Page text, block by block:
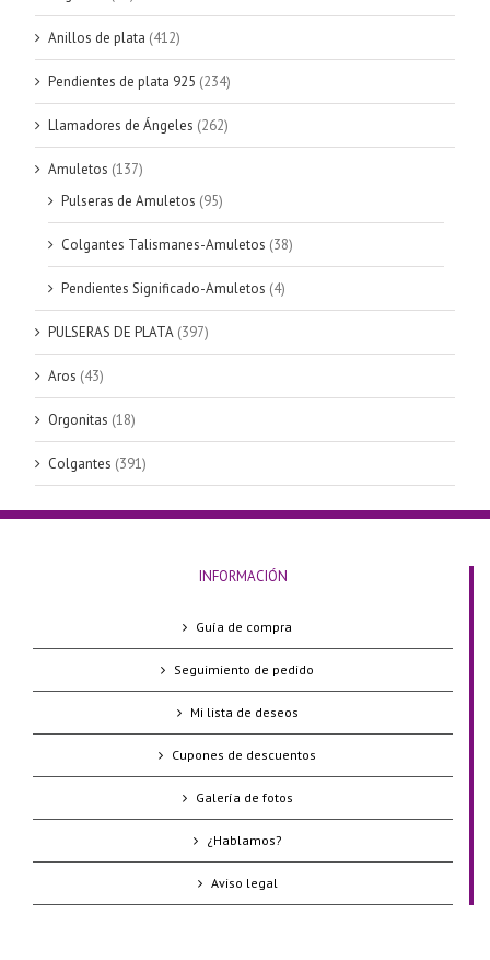
Anillos de plata (412)
Pendientes de plata 925 (234)
Llamadores de Ángeles (262)
Amuletos (137)
Pulseras de Amuletos (95)
Colgantes Talismanes-Amuletos (38)
Pendientes Significado-Amuletos (4)
PULSERAS DE PLATA (397)
Aros (43)
Orgonitas (18)
Colgantes (391)
INFORMACIÓN
Guía de compra
Seguimiento de pedido
Mi lista de deseos
Cupones de descuentos
Galería de fotos
¿Hablamos?
Aviso legal